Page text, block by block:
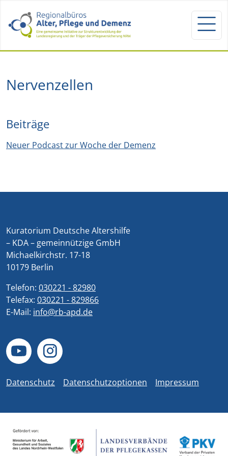
Nervenzellen
Beiträge
Neuer Podcast zur Woche der Demenz
Kuratorium Deutsche Altershilfe
– KDA – gemeinnützige GmbH
Michaelkirchstr. 17-18
10179 Berlin
Telefon: 030221 - 82980
Telefax: 030221 - 829866
E-Mail: info@rb-apd.de
Datenschutz Datenschutzoptionen Impressum